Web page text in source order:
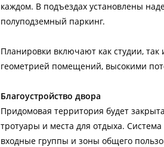
каждом. В подъездах установлены
полуподземный паркинг.
Планировки включают как студии,
геометрией помещений, высокими
Благоустройство двора
Придомовая территория будет
тротуары и места для отдыха.
входные группы и зоны общего